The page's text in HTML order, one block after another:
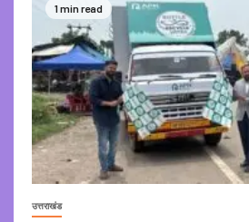
1 min read
उत्तराखंड